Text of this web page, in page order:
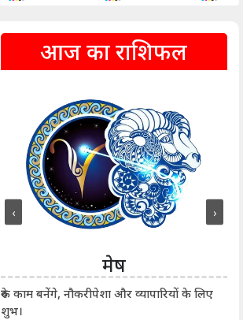
आज का राशिफल
मेष
रुके काम बनेंगे, नौकरीपेशा और व्यापारियों के लिए
शुभ।
‹ ›